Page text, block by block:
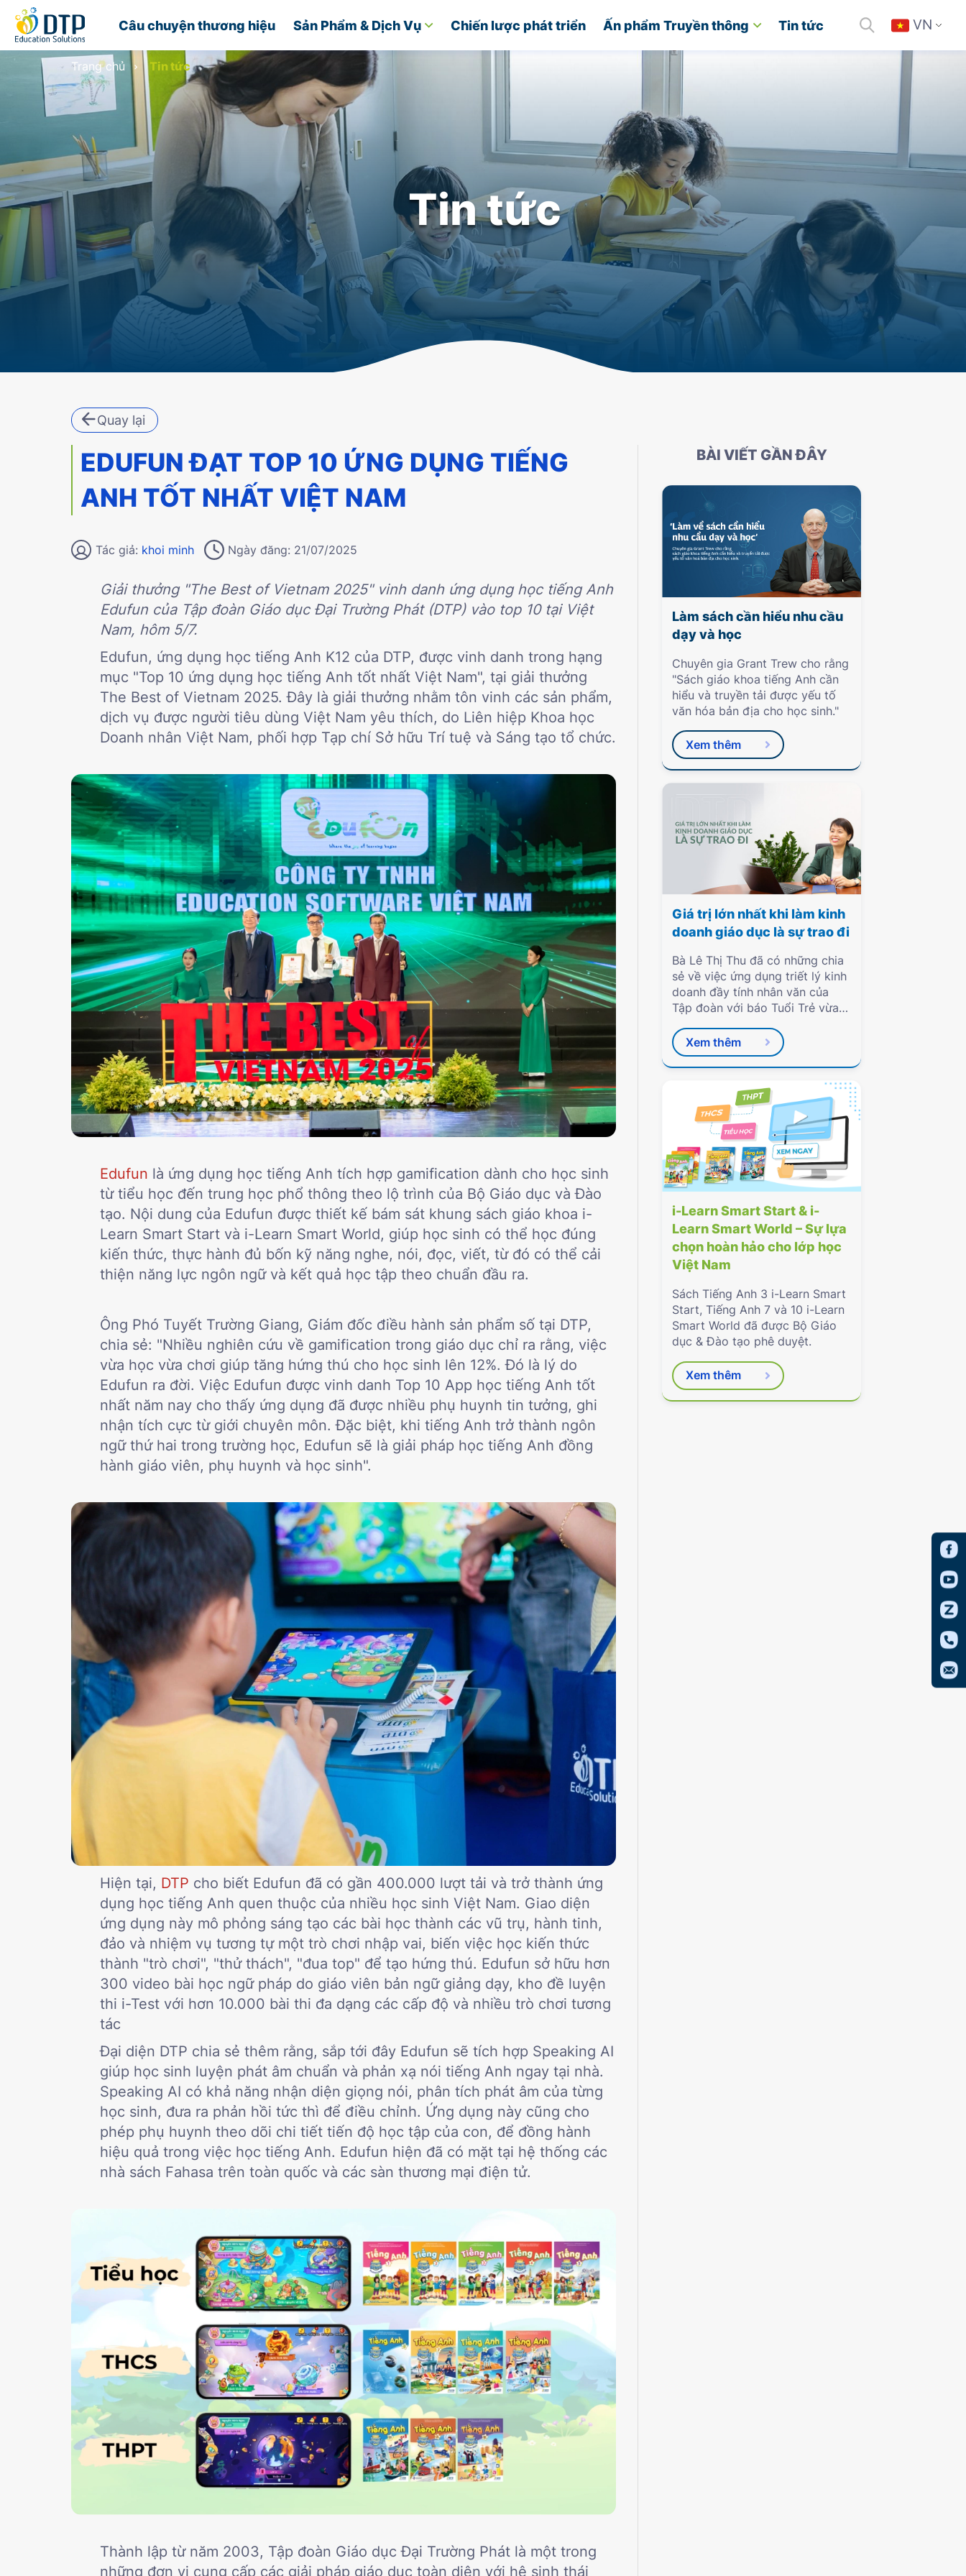
Câu chuyện thương hiệu Sản Phẩm & Dịch Vụ Chiến lược phát triển Ấn phẩm Truyền thông Tin tức VN
Trang chủ Tin tức
Tin tức
Quay lại
EDUFUN ĐẠT TOP 10 ỨNG DỤNG TIẾNG
ANH TỐT NHẤT VIỆT NAM
Tác giả: khoi minh Ngày đăng: 21/07/2025
Giải thưởng "The Best of Vietnam 2025" vinh danh ứng dụng học tiếng Anh
Edufun của Tập đoàn Giáo dục Đại Trường Phát (DTP) vào top 10 tại Việt
Nam, hôm 5/7.
Edufun, ứng dụng học tiếng Anh K12 của DTP, được vinh danh trong hạng
mục "Top 10 ứng dụng học tiếng Anh tốt nhất Việt Nam", tại giải thưởng
The Best of Vietnam 2025. Đây là giải thưởng nhằm tôn vinh các sản phẩm,
dịch vụ được người tiêu dùng Việt Nam yêu thích, do Liên hiệp Khoa học
Doanh nhân Việt Nam, phối hợp Tạp chí Sở hữu Trí tuệ và Sáng tạo tổ chức.
Edufun là ứng dụng học tiếng Anh tích hợp gamification dành cho học sinh
từ tiểu học đến trung học phổ thông theo lộ trình của Bộ Giáo dục và Đào
tạo. Nội dung của Edufun được thiết kế bám sát khung sách giáo khoa i-
Learn Smart Start và i-Learn Smart World, giúp học sinh có thể học đúng
kiến thức, thực hành đủ bốn kỹ năng nghe, nói, đọc, viết, từ đó có thể cải
thiện năng lực ngôn ngữ và kết quả học tập theo chuẩn đầu ra.
Ông Phó Tuyết Trường Giang, Giám đốc điều hành sản phẩm số tại DTP,
chia sẻ: "Nhiều nghiên cứu về gamification trong giáo dục chỉ ra rằng, việc
vừa học vừa chơi giúp tăng hứng thú cho học sinh lên 12%. Đó là lý do
Edufun ra đời. Việc Edufun được vinh danh Top 10 App học tiếng Anh tốt
nhất năm nay cho thấy ứng dụng đã được nhiều phụ huynh tin tưởng, ghi
nhận tích cực từ giới chuyên môn. Đặc biệt, khi tiếng Anh trở thành ngôn
ngữ thứ hai trong trường học, Edufun sẽ là giải pháp học tiếng Anh đồng
hành giáo viên, phụ huynh và học sinh".
Hiện tại, DTP cho biết Edufun đã có gần 400.000 lượt tải và trở thành ứng
dụng học tiếng Anh quen thuộc của nhiều học sinh Việt Nam. Giao diện
ứng dụng này mô phỏng sáng tạo các bài học thành các vũ trụ, hành tinh,
đảo và nhiệm vụ tương tự một trò chơi nhập vai, biến việc học kiến thức
thành "trò chơi", "thử thách", "đua top" để tạo hứng thú. Edufun sở hữu hơn
300 video bài học ngữ pháp do giáo viên bản ngữ giảng dạy, kho đề luyện
thi i-Test với hơn 10.000 bài thi đa dạng các cấp độ và nhiều trò chơi tương
tác
Đại diện DTP chia sẻ thêm rằng, sắp tới đây Edufun sẽ tích hợp Speaking AI
giúp học sinh luyện phát âm chuẩn và phản xạ nói tiếng Anh ngay tại nhà.
Speaking AI có khả năng nhận diện giọng nói, phân tích phát âm của từng
học sinh, đưa ra phản hồi tức thì để điều chỉnh. Ứng dụng này cũng cho
phép phụ huynh theo dõi chi tiết tiến độ học tập của con, để đồng hành
hiệu quả trong việc học tiếng Anh. Edufun hiện đã có mặt tại hệ thống các
nhà sách Fahasa trên toàn quốc và các sàn thương mại điện tử.
Thành lập từ năm 2003, Tập đoàn Giáo dục Đại Trường Phát là một trong
những đơn vị cung cấp các giải pháp giáo dục toàn diện với hệ sinh thái
BÀI VIẾT GẦN ĐÂY
Làm sách cần hiểu nhu cầu
dạy và học
Chuyên gia Grant Trew cho rằng
"Sách giáo khoa tiếng Anh cần
hiểu và truyền tải được yếu tố
văn hóa bản địa cho học sinh."
Xem thêm
Giá trị lớn nhất khi làm kinh
doanh giáo dục là sự trao đi
Bà Lê Thị Thu đã có những chia
sẻ về việc ứng dụng triết lý kinh
doanh đầy tính nhân văn của
Tập đoàn với báo Tuổi Trẻ vừa
Xem thêm
i-Learn Smart Start & i-
Learn Smart World – Sự lựa
chọn hoàn hảo cho lớp học
Việt Nam
Sách Tiếng Anh 3 i-Learn Smart
Start, Tiếng Anh 7 và 10 i-Learn
Smart World đã được Bộ Giáo
dục & Đào tạo phê duyệt.
Xem thêm